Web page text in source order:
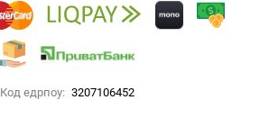
Код едрпоу: 3207106452